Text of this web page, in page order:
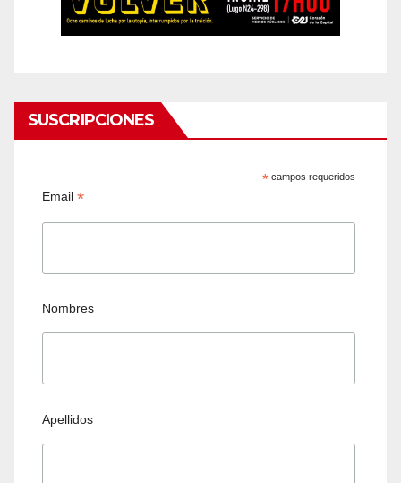
SUSCRIPCIONES
* campos requeridos
Email*
Nombres
Apellidos